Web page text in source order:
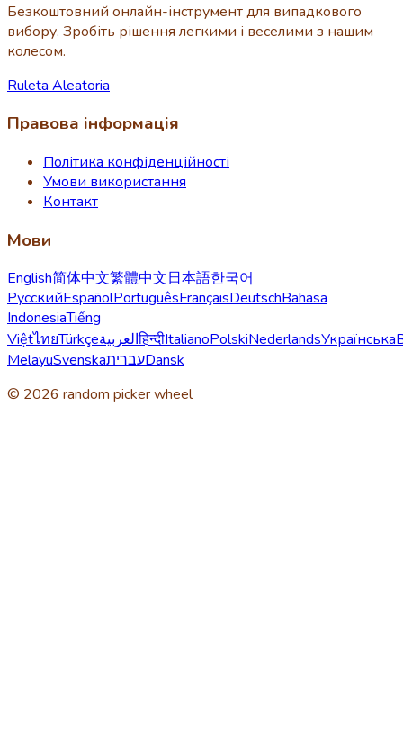
Безкоштовний онлайн-інструмент для випадкового
вибору. Зробіть рішення легкими і веселими з нашим
колесом.
Ruleta Aleatoria
Правова інформація
Політика конфіденційності
Умови використання
Контакт
Мови
English简体中文繁體中文日本語한국어
РусскийEspañolPortuguêsFrançaisDeutschBahasa
IndonesiaTiếng
ViệtไทยTürkçeالعربيةहिन्दीItalianoPolskiNederlandsУкраїнська
MelayuSvenskaעבריתDansk
© 2026 random picker wheel